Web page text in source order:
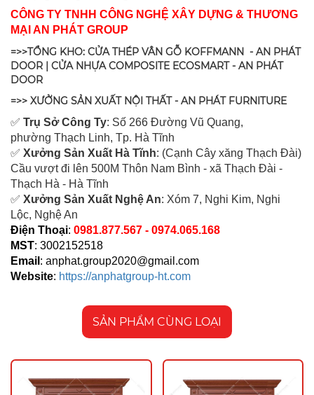
CÔNG TY TNHH CÔNG NGHỆ XÂY DỰNG & THƯƠNG
MẠI AN PHÁT GROUP
=>>TỔNG KHO: CỬA THÉP VÂN GỖ KOFFMANN - AN PHÁT
DOOR | CỬA NHỰA COMPOSITE ECOSMART - AN PHÁT
DOOR
=>> XƯỞNG SẢN XUẤT NỘI THẤT - AN PHÁT FURNITURE
✅ Trụ Sở Công Ty: Số 266 Đường Vũ Quang,
phường Thạch Linh, Tp. Hà Tĩnh
✅ Xưởng Sản Xuất Hà Tĩnh: (Cạnh Cây xăng Thạch Đài)
Cầu vượt đi lên 500M Thôn Nam Bình - xã Thạch Đài -
Thạch Hà - Hà Tĩnh
✅ Xưởng Sản Xuất Nghệ An: Xóm 7, Nghi Kim, Nghi
Lộc, Nghệ An
Điện Thoại: 0981.877.567 - 0974.065.168
MST: 3002152518
Email : anphat.group2020@gmail.com
Website: https://anphatgroup-ht.com
SẢN PHẨM CÙNG LOẠI